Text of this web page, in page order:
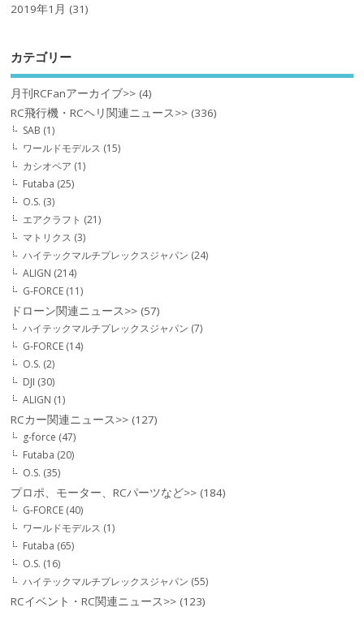
2019年1月 (31)
カテゴリー
月刊RCFanアーカイブ>> (4)
RC飛行機・RCヘリ関連ニュース>> (336)
SAB (1)
ワールドモデルス (15)
カシオペア (1)
Futaba (25)
O.S. (3)
エアクラフト (21)
マトリクス (3)
ハイテックマルチプレックスジャパン (24)
ALIGN (214)
G-FORCE (11)
ドローン関連ニュース>> (57)
ハイテックマルチプレックスジャパン (7)
G-FORCE (14)
O.S. (2)
DJI (30)
ALIGN (1)
RCカー関連ニュース>> (127)
g-force (47)
Futaba (20)
O.S. (35)
プロポ、モーター、RCパーツなど>> (184)
G-FORCE (40)
ワールドモデルス (1)
Futaba (65)
O.S. (16)
ハイテックマルチプレックスジャパン (55)
RCイベント・RC関連ニュース>> (123)